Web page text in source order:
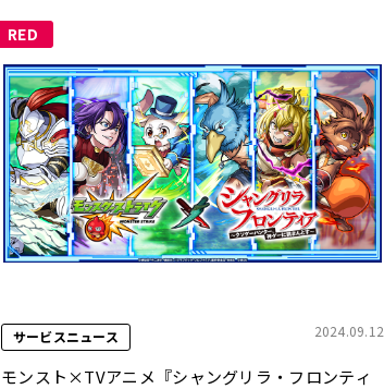
RED
サービスニュース 2024.09.12
モンスト×TVアニメ『シャングリラ・フロンティ